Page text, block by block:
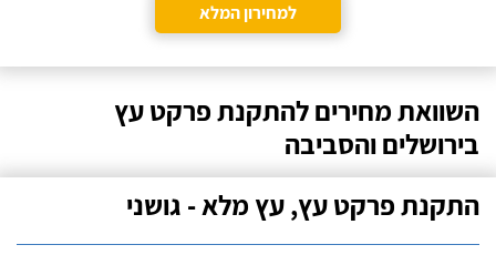
למחירון המלא
השוואת מחירים להתקנת פרקט עץ
בירושלים והסביבה
התקנת פרקט עץ, עץ מלא - גושני